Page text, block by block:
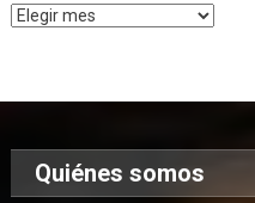
Archivo
Quiénes somos